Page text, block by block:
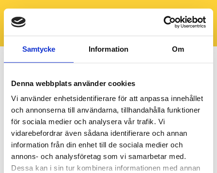
Samtycke Information Om
Denna webbplats använder cookies
Vi använder enhetsidentifierare för att anpassa innehållet
och annonserna till användarna, tillhandahålla funktioner
för sociala medier och analysera vår trafik. Vi
vidarebefordrar även sådana identifierare och annan
information från din enhet till de sociala medier och
annons- och analysföretag som vi samarbetar med.
Dessa kan i sin tur kombinera informationen med annan
Hero_v22-24_1920x640px